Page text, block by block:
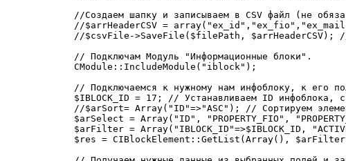
//Создаем шапку и записываем в CSV файл (не
//$arrHeaderCSV =
//$csvFile->SaveFile($filePath, $arrHeaderCSV); //
// Подключам Модуль "Информационные блоки".
CModule::IncludeModule("iblock");
// Подключаемся к нужному нам инфоблоку, к его
$IBLOCK_ID = 17; // Устанавливаем ID инфоблока, с
//$arSort= Array("ID"=>"ASC"); // Сортируем
$arSelect = Array("ID", "PROPERTY_FIO",
$arFilter = Array("IBLOCK_ID"=>$IBLOCK_ID,
$res = CIBlockElement::GetList(Array(),